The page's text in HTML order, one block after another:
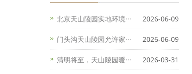
北京天山陵园实地环境··· 2026-06-09
门头沟天山陵园允许家··· 2026-06-09
清明将至，天山陵园暖··· 2026-03-31